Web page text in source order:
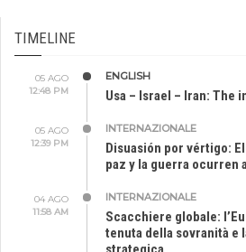
TIMELINE
05 AGO
12:48 PM
ENGLISH
Usa – Israel – Iran: The
05 AGO
12:39 PM
INTERNAZIONALE
Disuasión por vértigo:
paz y la guerra ocurren
04 AGO
11:58 AM
INTERNAZIONALE
Scacchiere globale:
tenuta della sovranità e